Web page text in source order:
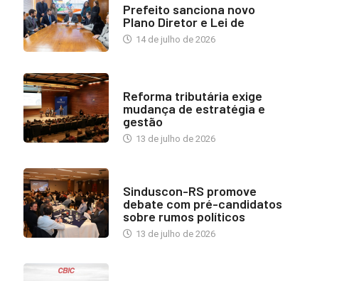
Prefeito sanciona novo
Plano Diretor e Lei de
14 de julho de 2026
Reforma tributária exige
mudança de estratégia e
gestão
13 de julho de 2026
Sinduscon-RS promove
debate com pré-candidatos
sobre rumos políticos
13 de julho de 2026